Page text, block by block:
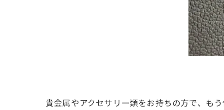
貴金属やアクセサリー類をお持ちの方で、も